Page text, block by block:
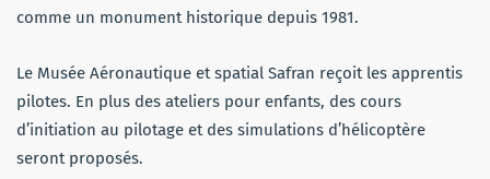
comme un monument historique depuis 1981.
Le Musée Aéronautique et spatial Safran reçoit les apprentis
pilotes. En plus des ateliers pour enfants, des cours
d’initiation au pilotage et des simulations d’hélicoptère
seront proposés.